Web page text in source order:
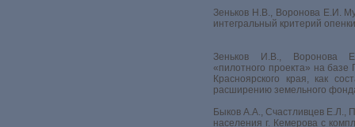
Зеньков Н.В., Воронова Е.И.
интегральный критерий
Зеньков И.В., Воронова
«пилотного проекта» на
Красноярского края, как
расширению земельного
Быков А.А., Счастливцев Е.Л.,
населения г. Кемерова с